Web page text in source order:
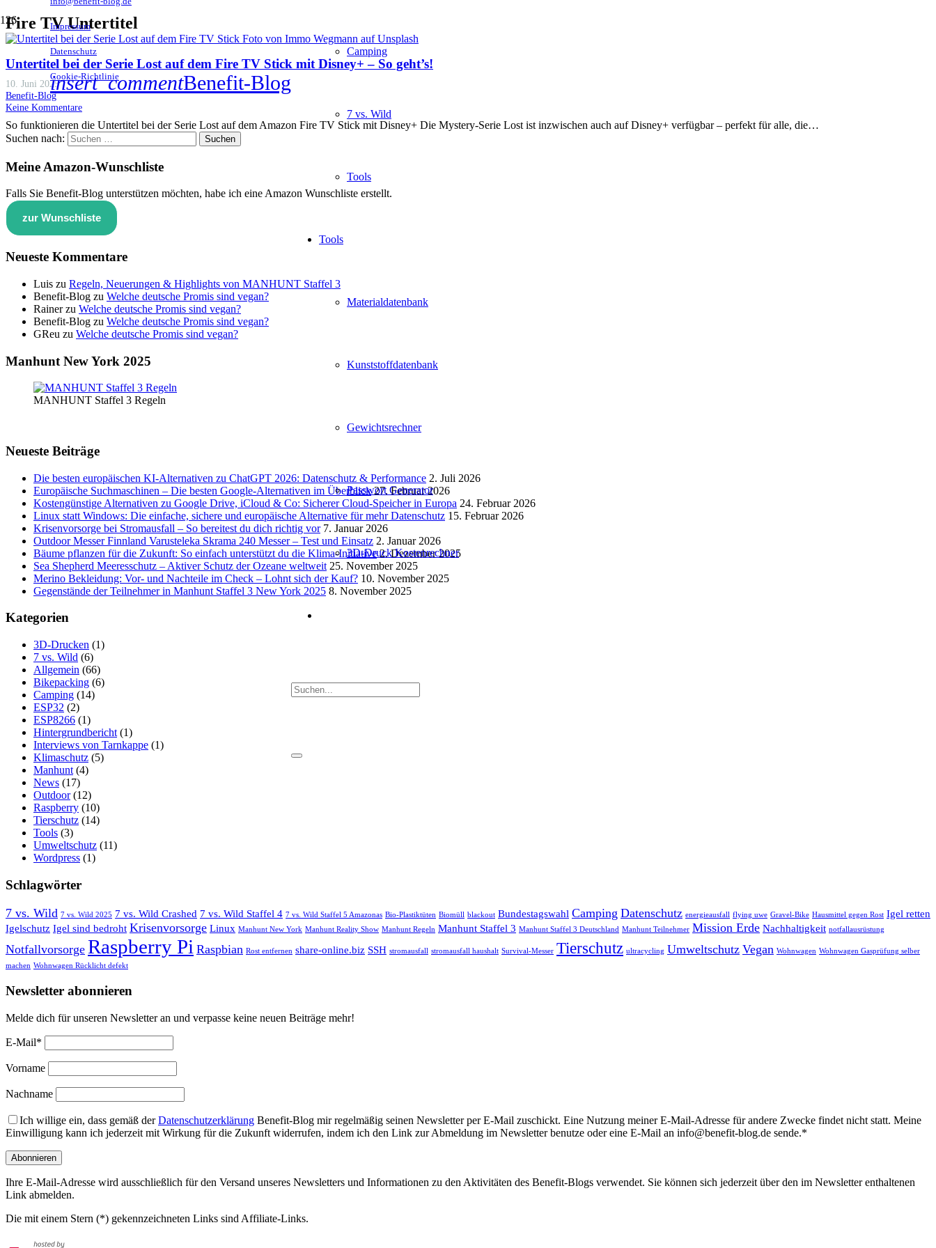
Impressum
Datenschutz
Cookie-Richtlinie
insert_commentBenefit-Blog
Camping
7 vs. Wild
Tools
Tools
Materialdatenbank
Kunststoffdatenbank
Gewichtsrechner
Passwort Generator
3D-Druck Kostenrechner
Fire TV Untertitel
Untertitel bei der Serie Lost auf dem Fire TV Stick mit Disney+ – So geht’s!
10. Juni 2025
Benefit-Blog
Keine Kommentare
So funktionieren die Untertitel bei der Serie Lost auf dem Amazon Fire TV Stick mit Disney+ Die Mystery-Serie Lost ist inzwischen auch auf Disney+ verfügbar – perfekt für alle, die…
Suchen nach:
Meine Amazon-Wunschliste
Falls Sie Benefit-Blog unterstützen möchten, habe ich eine Amazon Wunschliste erstellt.
zur Wunschliste
Neueste Kommentare
Luis zu Regeln, Neuerungen & Highlights von MANHUNT Staffel 3
Benefit-Blog zu Welche deutsche Promis sind vegan?
Rainerzu Welche deutsche Promis sind vegan?
Benefit-Blog zu Welche deutsche Promis sind vegan?
GReu zu Welche deutsche Promis sind vegan?
Manhunt New York 2025
MANHUNT Staffel 3 Regeln
Neueste Beiträge
Die besten europäischen KI-Alternativen zu ChatGPT 2026: Datenschutz & Performance 2. Juli 2026
Europäische Suchmaschinen – Die besten Google-Alternativen im Überblick 27. Februar 2026
Kostengünstige Alternativen zu Google Drive, iCloud & Co: Sicherer Cloud-Speicher in Europa 24. Februar 2026
Linux statt Windows: Die einfache, sichere und europäische Alternative für mehr Datenschutz 15. Februar 2026
Krisenvorsorge bei Stromausfall – So bereitest du dich richtig vor 7. Januar 2026
Outdoor Messer Finnland Varusteleka Skrama 240 Messer – Test und Einsatz 2. Januar 2026
Bäume pflanzen für die Zukunft: So einfach unterstützt du die Klima-Initiative 2. Dezember 2025
Sea Shepherd Meeresschutz – Aktiver Schutz der Ozeane weltweit 25. November 2025
Merino Bekleidung: Vor- und Nachteile im Check – Lohnt sich der Kauf? 10. November 2025
Gegenstände der Teilnehmer in Manhunt Staffel 3 New York 2025 8. November 2025
Kategorien
3D-Drucken (1)
7 vs. Wild (6)
Allgemein (66)
Bikepacking (6)
Camping (14)
ESP32 (2)
ESP8266 (1)
Hintergrundbericht (1)
Interviews von Tarnkappe (1)
Klimaschutz (5)
Manhunt (4)
News (17)
Outdoor(12)
Raspberry (10)
Tierschutz (14)
Tools (3)
Umweltschutz (11)
Wordpress (1)
Schlagwörter
7 vs. Wild 7 vs. Wild 2025 7 vs. Wild Crashed 7 vs. Wild Staffel 4 7 vs. Wild Staffel 5 Amazonas Bio-Plastiktüten Biomüll blackout Bundestagswahl Camping Datenschutz energieausfall flying uwe Gravel-Bike Hausmittel gegen Rost Igel retten
Igelschutz Igel sind bedroht Krisenvorsorge Linux Manhunt New York Manhunt Reality Show Manhunt Regeln Manhunt Staffel 3 Manhunt Staffel 3 Deutschland Manhunt Teilnehmer Mission Erde Nachhaltigkeit notfallausrüstung
Notfallvorsorge Raspberry Pi Raspbian Rost entfernen share-online.biz SSH stromausfall stromausfall haushalt Survival-Messer Tierschutz ultracycling Umweltschutz Vegan Wohnwagen Wohnwagen Gasprüfung selber
machen Wohnwagen Rücklicht defekt
Newsletter abonnieren
Melde dich für unseren Newsletter an und verpasse keine neuen Beiträge mehr!
E-Mail*
Vorname
Nachname
Ich willige ein, dass gemäß derDatenschutzerklärung Benefit-Blog mir regelmäßig seinen Newsletter per E-Mail zuschickt. Eine Nutzung meiner E-Mail-Adresse für andere Zwecke findet nicht statt. Meine
Einwilligung kann ich jederzeit mit Wirkung für die Zukunft widerrufen, indem ich den Link zur Abmeldung im Newsletter benutze oder eine E-Mail an info@benefit-blog.de sende.*
Ihre E-Mail-Adresse wird ausschließlich für den Versand unseres Newsletters und Informationen zu den Aktivitäten des Benefit-Blogs verwendet. Sie können sich jederzeit über den im Newsletter enthaltenen
Link abmelden.
Die mit einem Stern (*) gekennzeichneten Links sind Affiliate-Links.